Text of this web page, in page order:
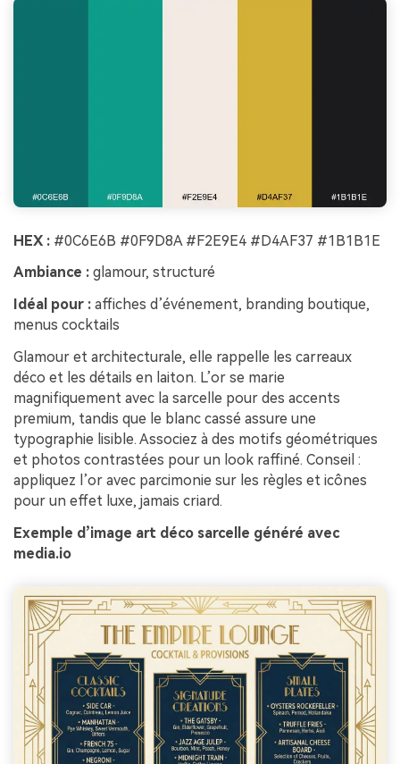
HEX : #0C6E6B #0F9D8A #F2E9E4 #D4AF37 #1B1B1E
Ambiance : glamour, structuré
Idéal pour : affiches d’événement, branding boutique,
menus cocktails
Glamour et architecturale, elle rappelle les carreaux
déco et les détails en laiton. L’or se marie
magnifiquement avec la sarcelle pour des accents
premium, tandis que le blanc cassé assure une
typographie lisible. Associez à des motifs géométriques
et photos contrastées pour un look raffiné. Conseil :
appliquez l’or avec parcimonie sur les règles et icônes
pour un effet luxe, jamais criard.
Exemple d’image art déco sarcelle généré avec
media.io